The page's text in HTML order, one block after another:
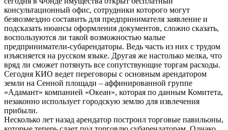
консультационный офис, сотрудники которого могут
безвозмездно составить для предпринимателя заявление и
подсказать нюансы оформления документов, сложно сказать,
воспользуются ли такой возможностью малые
предприниматели-субарендаторы. Ведь часть из них с трудом
изъясняется на русском языке. Другая же настолько мелка, что
вряд ли сможет потянуть все сопутствующие торгам расходы.
Сегодня КИО ведет переговоры с основным арендатором
земли на Сенной площади – аффинированной группе
«Адамант» компанией «Океан», которая по данным Комитета,
незаконно использует городскую землю для извлечения
прибыли.
Несколько лет назад арендатор построил торговые павильоны,